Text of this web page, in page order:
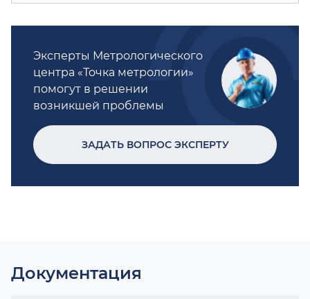
Эксперты Метрологического
центра «Точка метрологии»
помогут в решении
возникшей проблемы
ЗАДАТЬ ВОПРОС ЭКСПЕРТУ
Документация